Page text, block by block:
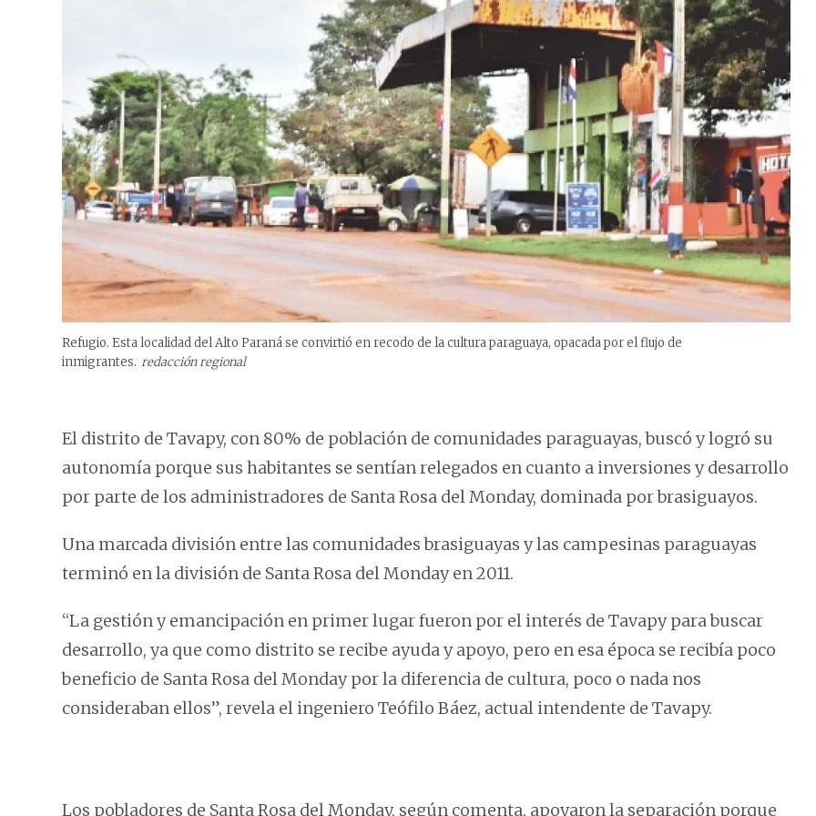
Refugio. Esta localidad del Alto Paraná se convirtió en recodo de la cultura paraguaya, opacada por el flujo de
inmigrantes. redacción regional
El distrito de Tavapy, con 80% de población de comunidades paraguayas, buscó y logró su
autonomía porque sus habitantes se sentían relegados en cuanto a inversiones y desarrollo
por parte de los administradores de Santa Rosa del Monday, dominada por brasiguayos.
Una marcada división entre las comunidades brasiguayas y las campesinas paraguayas
terminó en la división de Santa Rosa del Monday en 2011.
“La gestión y emancipación en primer lugar fueron por el interés de Tavapy para buscar
desarrollo, ya que como distrito se recibe ayuda y apoyo, pero en esa época se recibía poco
beneficio de Santa Rosa del Monday por la diferencia de cultura, poco o nada nos
consideraban ellos”, revela el ingeniero Teófilo Báez, actual intendente de Tavapy.
Los pobladores de Santa Rosa del Monday, según comenta, apoyaron la separación porque